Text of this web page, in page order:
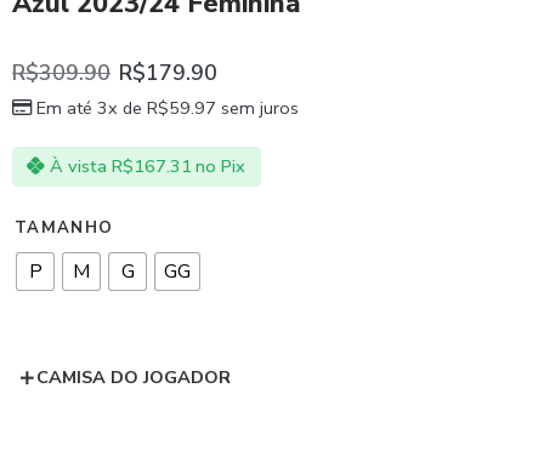
R$309.90 R$179.90
Em até 3x de R$59.97 sem juros
À vista R$167.31 no Pix
TAMANHO
P M G GG
CAMISA DO JOGADOR